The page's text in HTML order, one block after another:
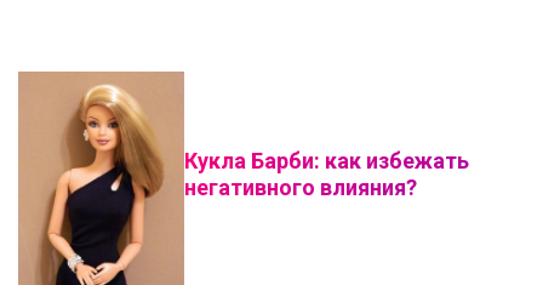
Кукла Барби: как избежать
негативного влияния?